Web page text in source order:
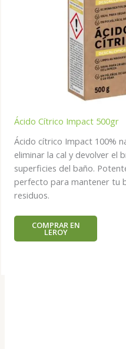
Ácido Cítrico Impact 500gr
Ácido cítrico Impact 100%
eliminar la cal y devolver el
superficies del baño.
perfecto para mantener tu
residuos.
COMPRAR EN
LEROY